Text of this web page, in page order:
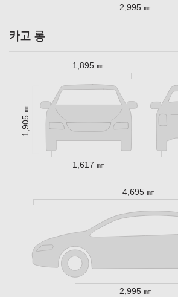
2,995 ㎜
카고 롱
1,895 ㎜
1,905 ㎜
1,617 ㎜
4,695 ㎜
2,995 ㎜